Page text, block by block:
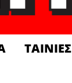
ΤΑΙΝΙΕΣ